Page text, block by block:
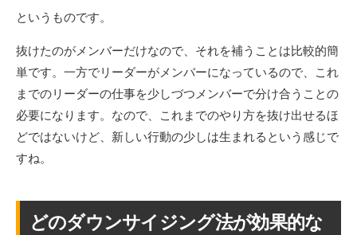
というものです。
抜けたのがメンバーだけなので、それを補うことは比較的簡
単です。一方でリーダーがメンバーになっているので、これ
までのリーダーの仕事を少しづつメンバーで分け合うことの
必要になります。なので、これまでのやり方を抜け出せるほ
どではないけど、新しい行動の少しは生まれるという感じで
すね。
どのダウンサイジング法が効果的な